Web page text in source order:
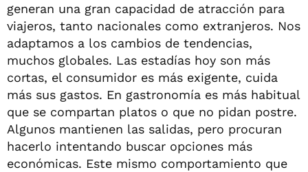
generan una gran capacidad de atracción para
viajeros, tanto nacionales como extranjeros. Nos
adaptamos a los cambios de tendencias,
muchos globales. Las estadías hoy son más
cortas, el consumidor es más exigente, cuida
más sus gastos. En gastronomía es más habitual
que se compartan platos o que no pidan postre.
Algunos mantienen las salidas, pero procuran
hacerlo intentando buscar opciones más
económicas. Este mismo comportamiento que